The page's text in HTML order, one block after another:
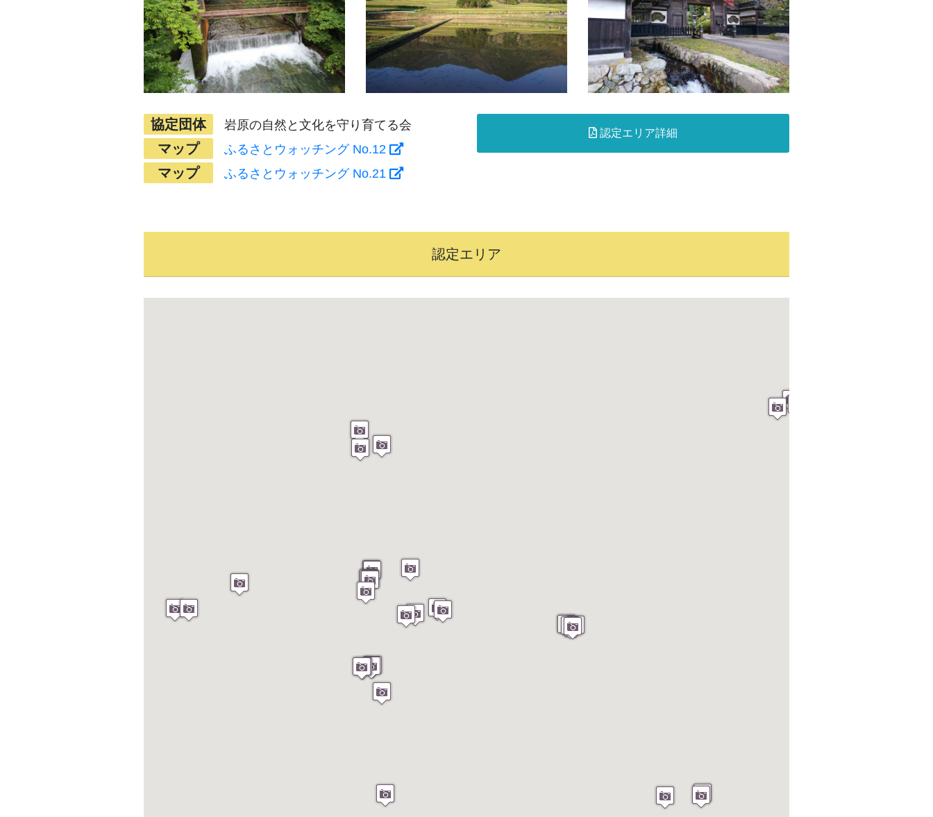
協定団体 岩原の自然と⽂化を守り育てる会
マップ ふるさとウォッチング No.12
マップ ふるさとウォッチング No.21
認定エリア詳細
認定エリア